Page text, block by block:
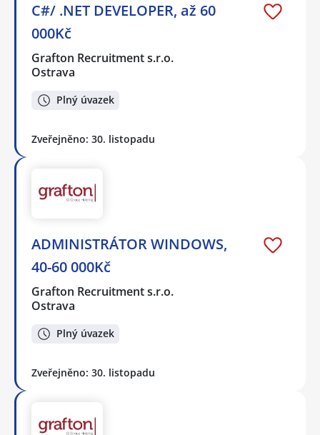
C#/ .NET DEVELOPER, až 60
000Kč
Grafton Recruitment s.r.o.
Ostrava
Plný úvazek
Zveřejněno: 30. listopadu
ADMINISTRÁTOR WINDOWS,
40-60 000Kč
Grafton Recruitment s.r.o.
Ostrava
Plný úvazek
Zveřejněno: 30. listopadu